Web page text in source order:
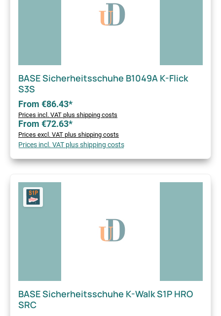
BASE Sicherheitsschuhe B1049A K-Flick
S3S
From €86.43*
Prices incl. VAT plus shipping costs
From €72.63*
Prices excl. VAT plus shipping costs
Prices incl. VAT plus shipping costs
BASE Sicherheitsschuhe K-Walk S1P HRO
SRC